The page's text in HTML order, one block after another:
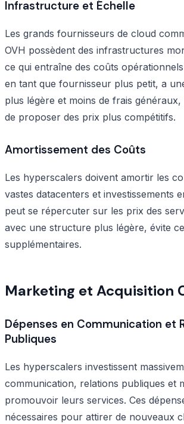
Infrastructure et Échelle
Les grands fournisseurs de cloud
OVH possèdent des infrastructures
ce qui entraîne des coûts
en tant que fournisseur plus petit, a
plus légère et moins de frais
de proposer des prix plus compétitifs.
Amortissement des Coûts
Les hyperscalers doivent amortir les
vastes datacenters et investissements
peut se répercuter sur les prix des
avec une structure plus légère, évite
supplémentaires.
Marketing et Acquisition
Dépenses en Communication et
Publiques
Les hyperscalers investissent
communication, relations publiques et
promouvoir leurs services. Ces
nécessaires pour attirer de nouveaux